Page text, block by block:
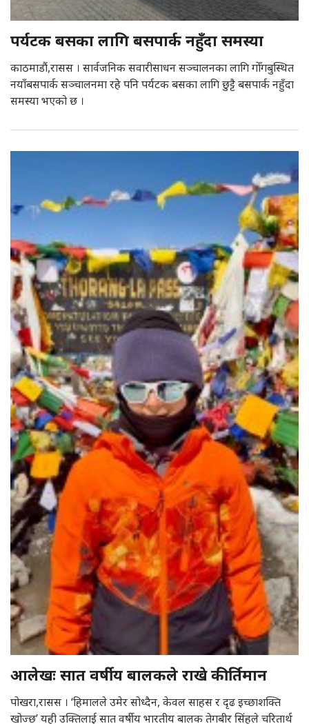
पर्यटक बसका लागि बसपार्क नहुँदा समस्या
काठमाडौं,रासस । सार्वजनिक सवारीसाधन सञ्चालनका लागि गोँगबुस्थित
नयाँबसपार्क सञ्चालनमा रहे पनि पर्यटक बसका लागि छुट्टै बसपार्क नहुँदा
समस्या भएको छ ।
आलेखः सात वर्षीय बालकले राखे कीर्तिमान
पोखरा,रासस । ‘हिमालले उमेर सोध्दैन, केवल साहस र दृढ इच्छाशक्ति
खोज्छ’ यही उक्तिलाई सात वर्षीय भारतीय बालक तेगबीर सिंहले चरितार्थ